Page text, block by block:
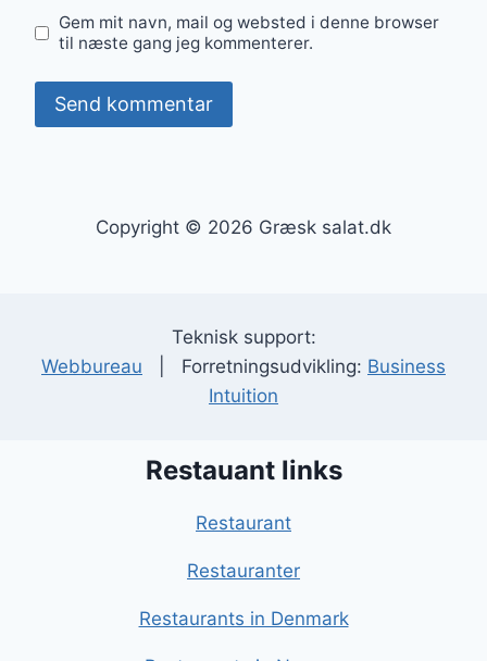
Gem mit navn, mail og websted i denne browser
til næste gang jeg kommenterer.
Copyright © 2026 Græsk salat.dk
Teknisk support:
Webbureau | Forretningsudvikling: Business
Intuition
Restauant links
Restaurant
Restauranter
Restaurants in Denmark